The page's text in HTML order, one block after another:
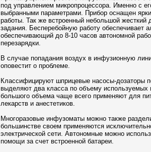
под управлением микропроцессора. Именно с
выбранными параметрами. Прибор оснащен
работы. Так же встроенный небольшой жесткий
задания. Бесперебойную работу обеспечивает
обеспечивающий до 8-10 часов автономной
перезарядки.
В случае попадания воздух в инфузионную
оповестит о проблеме.
Классифицируют шприцевые насосы-дозаторы
выделяют два класса по объему
большого объема чаще всего применяют для
лекарств и анестетиков.
Многоразовые инфузоматы можно также
большинстве своем применяются
электрической сети. Автономные можно
помощи за счет встроенной батареи.